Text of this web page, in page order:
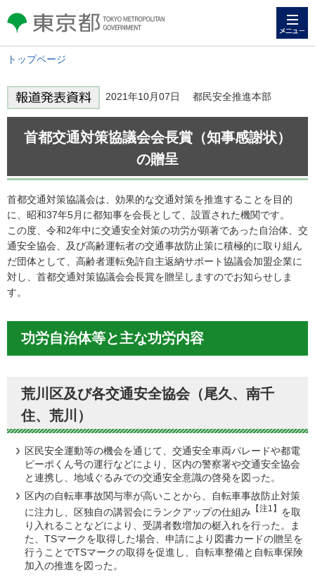
東京都 TOKYO METROPOLITAN
GOVERNMENT
トップページ
2021年10月07日 都民安全推進本部
首都交通対策協議会会長賞（知事感謝状）
の贈呈
首都交通対策協議会は、効果的な交通対策を推進することを目的
に、昭和37年5月に都知事を会長として、設置された機関です。
この度、令和2年中に交通安全対策の功労が顕著であった自治体、交
通安全協会、及び高齢運転者の交通事故防止策に積極的に取り組ん
だ団体として、高齢者運転免許自主返納サポート協議会加盟企業に
対し、首都交通対策協議会会長賞を贈呈しますのでお知らせしま
す。
功労自治体等と主な功労内容
荒川区及び各交通安全協会（尾久、南千
住、荒川）
区民安全運動等の機会を通じて、交通安全車両パレードや都電
ピーポくん号の運行などにより、区内の警察署や交通安全協会
と連携し、地域ぐるみでの交通安全意識の啓発を図った。
区内の自転車事故関与率が高いことから、自転車事故防止対策
に注力し、区独自の講習会にランクアップの仕組み 【注1】 を取
り入れることなどにより、受講者数増加の梃入れを行った。ま
た、TSマークを取得した場合、申請により図書カードの贈呈を
行うことでTSマークの取得を促進し、自転車整備と自転車保険
加入の推進を図った。